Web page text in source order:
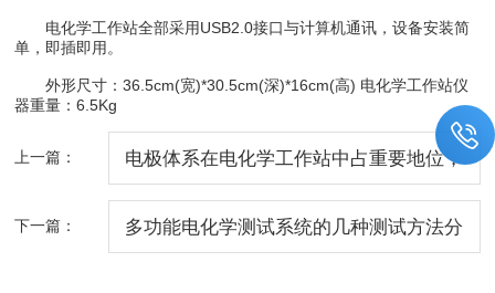
电化学工作站全部采用USB2.0接口与计算机通讯，设备安装简
单，即插即用。
外形尺寸：36.5cm(宽)*30.5cm(深)*16cm(高) 电化学工作站仪
器重量：6.5Kg
上一篇： 电极体系在电化学工作站中占重要地位，
下一篇： 多功能电化学测试系统的几种测试方法分